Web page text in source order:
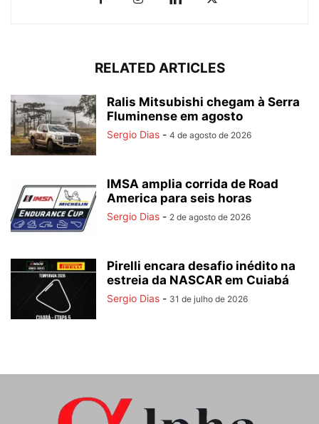
RELATED ARTICLES
Ralis Mitsubishi chegam à Serra
Fluminense em agosto
Sergio Dias - 4 de agosto de 2026
IMSA amplia corrida de Road
America para seis horas
Sergio Dias - 2 de agosto de 2026
Pirelli encara desafio inédito na
estreia da NASCAR em Cuiabá
Sergio Dias - 31 de julho de 2026